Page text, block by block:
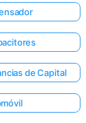
de Capital